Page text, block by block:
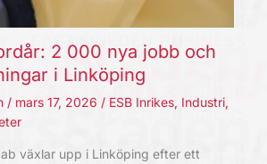
2 000 nya jobb och
i Linköping
/ mars 17, 2026 / ESB Inrikes, Industri,
växlar upp i Linköping efter ett